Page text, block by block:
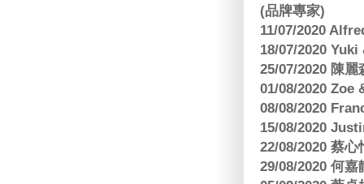
(品牌專家)
11/07/2020
18/07/2020
25/07/2020 陳
01/08/2020 Zoe
08/08/2020
15/08/2020
22/08/2020 蔡
29/08/2020 何